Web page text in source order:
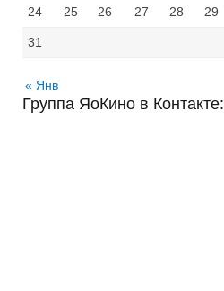
24 25 26 27 28 29
31
« Янв
Группа ЯоКино в Контакте: